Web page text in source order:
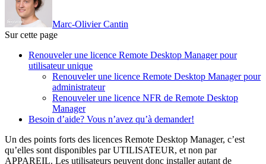
Marc-Olivier Cantin
Sur cette page
Renouveler une licence Remote Desktop Manager pour
utilisateur unique
Renouveler une licence Remote Desktop Manager pour
administrateur
Renouveler une licence NFR de Remote Desktop
Manager
Besoin d’aide? Vous n’avez qu’à demander!
Un des points forts des licences Remote Desktop Manager, c’est
qu’elles sont disponibles par UTILISATEUR, et non par
APPAREIL. Les utilisateurs peuvent donc installer autant de